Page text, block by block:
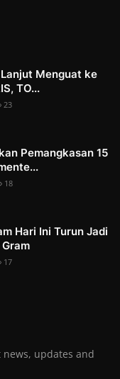
Menguat ke
TO...
23
Pemangkasan 15
18
Hari Ini Turun Jadi
17
updates and